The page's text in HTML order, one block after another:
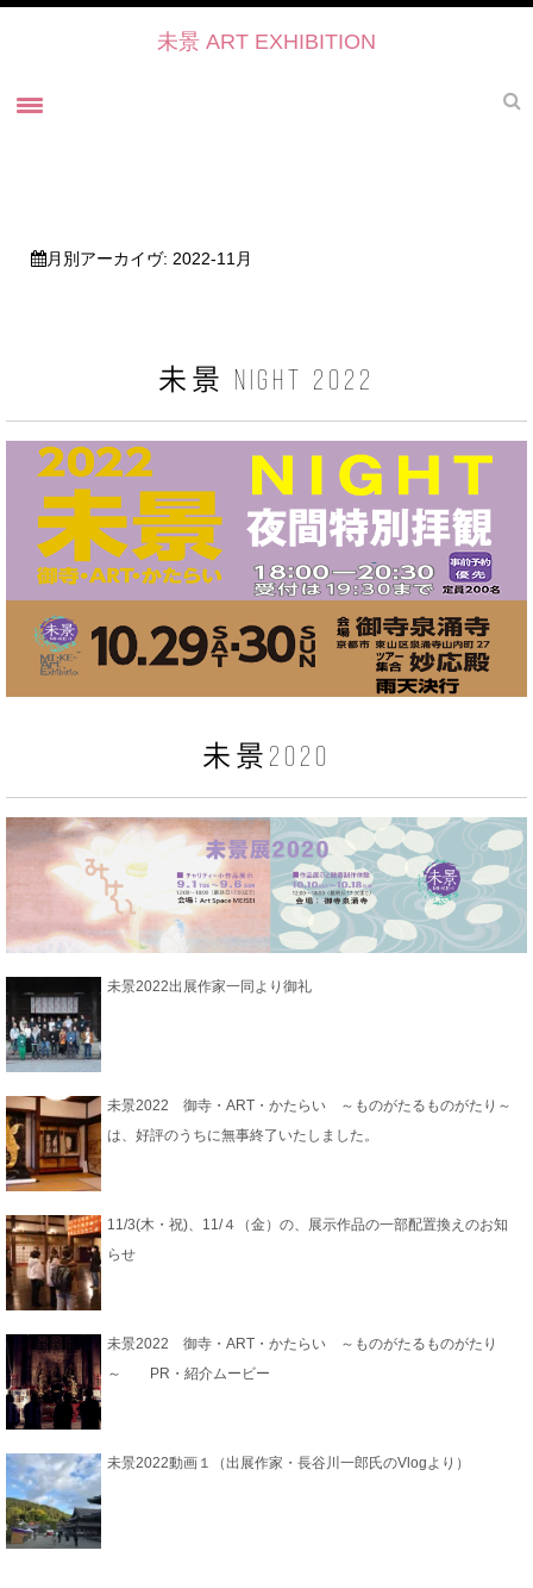
未景 ART EXHIBITION
未景2021・出展作家紹介
お問い合せ
未景イベントのご予約について2022
月別アーカイヴ: 2022-11月
未景 NIGHT 2022
未景2020
未景2022出展作家一同より御礼
未景2022 御寺・ART・かたらい ～ものがたるものがたり～
は、好評のうちに無事終了いたしました。
11/3(木・祝)、11/４（金）の、展示作品の一部配置換えのお知
らせ
未景2022 御寺・ART・かたらい ～ものがたるものがたり
～ PR・紹介ムービー
未景2022動画１（出展作家・長谷川一郎氏のVlogより）